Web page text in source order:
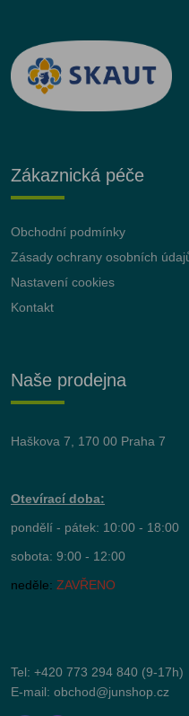
Zákaznická péče
Obchodní podmínky
Zásady ochrany osobních
Nastavení cookies
Kontakt
Naše prodejna
Haškova 7, 170 00 Praha 7
Otevírací doba:
pondělí - pátek: 10:00 - 18:00
sobota: 9:00 - 12:00
neděle: ZAVŘENO
Tel: +420 773 294 840 (9-17h)
E-mail: obchod@junshop.cz